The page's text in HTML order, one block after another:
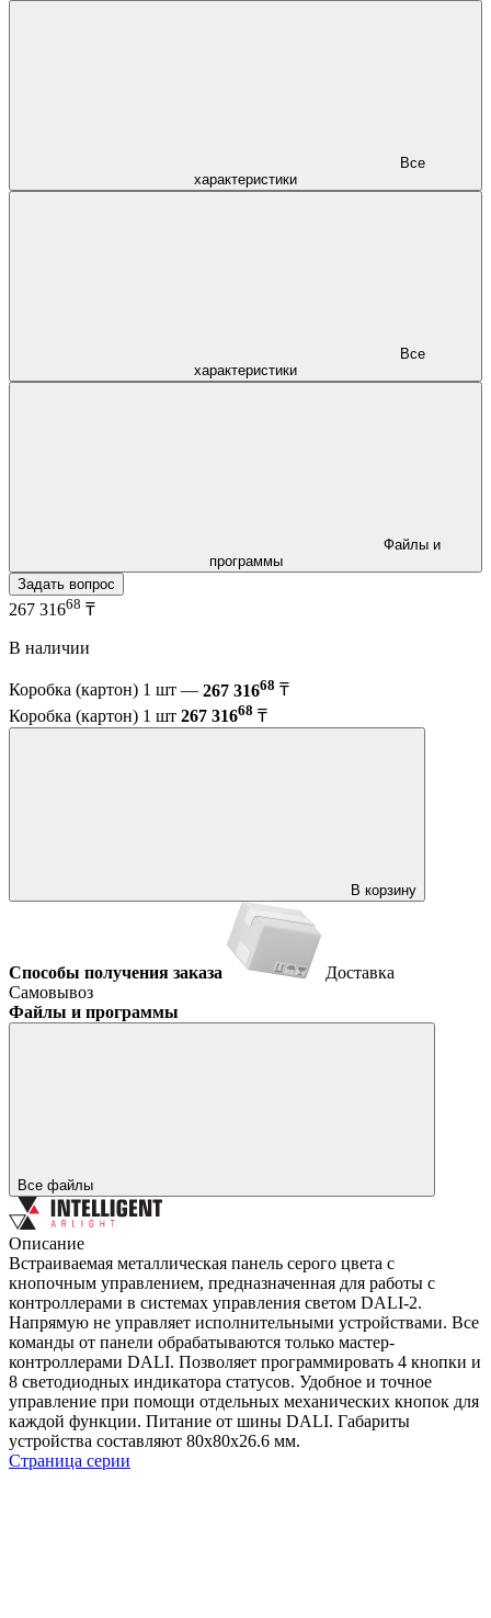
характеристики
характеристики
программы
Задать вопрос
267 31668 ₸
В наличии
Коробка (картон) 1 шт — 267 31668 ₸
Коробка (картон) 1 шт 267 31668 ₸
В корзину
Способы получения заказа
Доставка
Самовывоз
Файлы и программы
Все файлы
Описание
Встраиваемая металлическая панель серого цвета с
кнопочным управлением, предназначенная для работы с
контроллерами в системах управления светом DALI-2.
Напрямую не управляет исполнительными устройствами. Все
команды от панели обрабатываются только мастер-
контроллерами DALI. Позволяет программировать 4 кнопки и
8 светодиодных индикатора статусов. Удобное и точное
управление при помощи отдельных механических кнопок для
каждой функции. Питание от шины DALI. Габариты
устройства составляют 80х80х26.6 мм.
Страница серии